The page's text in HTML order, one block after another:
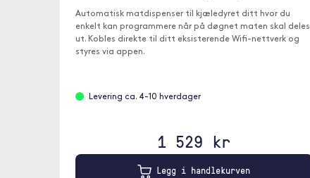
Automatisk matdispenser til kjæledyret ditt hvor du
enkelt kan programmere når på døgnet maten skal deles
ut. Kobles direkte til ditt eksisterende Wifi-nettverk og
styres via appen.
Levering ca. 4-10 hverdager
1 529 kr
Legg i handlekurven